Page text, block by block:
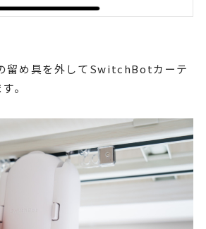
留め具を外してSwitchBotカーテ
。